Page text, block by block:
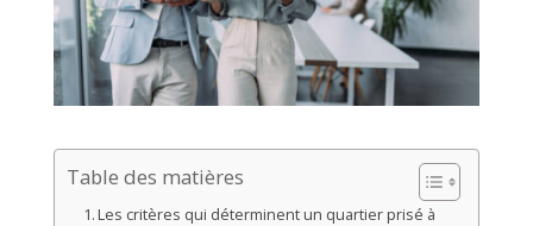
Table des matières
Les critères qui déterminent un quartier prisé à